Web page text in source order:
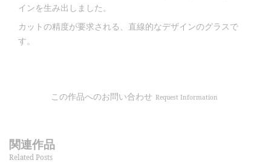
インを生み出しました。
カットの精度が要求される、直線的なデザインのグラスで
す。
この作品へのお問い合わせ Request Information
関連作品
Related Posts